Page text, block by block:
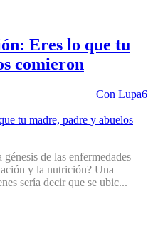
Eres lo que tu
comieron
Con Lupa6
de las enfermedades
y la nutrición? Una
sería decir que se ubic...